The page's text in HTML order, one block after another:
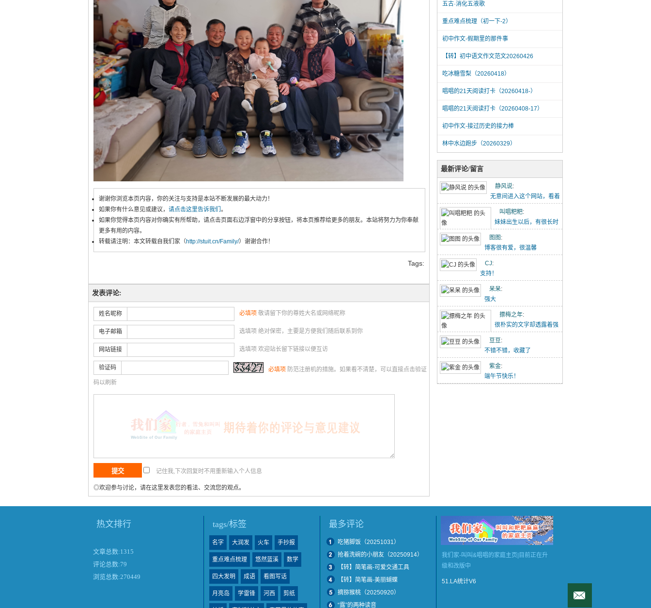
谢谢你浏览本页内容，你的关注与支持是本站不断发展的最大动力！
如果你有什么意见或建议， 请点击这里告诉我们 。
如果你觉得本页内容对你确实有所帮助，请点击页面右边浮窗中的分享按钮，将本页推荐给更多的朋友。本站将努力为你奉献
更多有用的内容。
转载请注明：本文转载自我们家（http://stuit.cn/Family/）谢谢合作！
Tags:
发表评论:
姓名昵称 必填项 敬请留下你的尊姓大名或网络昵称
电子邮箱 选填项 绝对保密，主要是方便我们随后联系到你
网站链接 选填项 欢迎站长留下链接以便互访
验证码 必填项 防范注册机的措施。如果看不清楚，可以直接点击验证
码以刷新
记住我,下次回复时不用重新输入个人信息
◎欢迎参与讨论，请在这里发表您的看法、交流您的观点。
五古·消化五液歌
重点难点梳理（初一下-2）
初中作文-假期里的那件事
【转】初中语文作文范文20260426
吃冰糖雪梨（20260418）
唱唱的21天阅读打卡（20260418-）
唱唱的21天阅读打卡（20260408-17）
初中作文-接过历史的接力棒
林中水边跑步（20260329）
唱-画画-龙虾啤酒雪糕（20260524）
五古·消化五液歌
重点难点梳理（初一下-2）
初中作文-假期里的那件事
【转】初中语文作文范文20260426
吃冰糖雪梨（20260418）
唱唱的21天阅读打卡（20260418-）
林中水边跑步（20260329）
小猪佩奇手推车（20260329）
喝酸奶看动画片被发现了（20260329）
最新评论/留言
静风说:
无意间进入这个网站，看着
点滴记录的文章能感...
叫唱粑粑:
妹妹出生以后，有很长时
图图 :
博客很有爱，很温馨
CJ:
支持！
呆呆:
强大
摽梅之年:
很朴实的文字却透露着强
豆豆 :
不错不错，收藏了
紫金:
端午节快乐！
热文排行
文章总数:1315
评论总数:79
浏览总数:270449
tags/标签
名字 大润发 火车 手抄报
重点难点梳理 悠然蓝溪 数学
四大发明 成语 看图写话
月亮岛 学雷锋 河西 剪纸
最多评论
吃猪脚饭（20251031）
抢着洗碗的小朋友（20250914）
【转】简笔画-可爱交通工具
【转】简笔画-美丽蝴蝶
摘猕猴桃（20250920）
“露”的两种读音
我们家-叫叫&唱唱的家庭主页|目前正在升
级和改版中
51.LA统计V6